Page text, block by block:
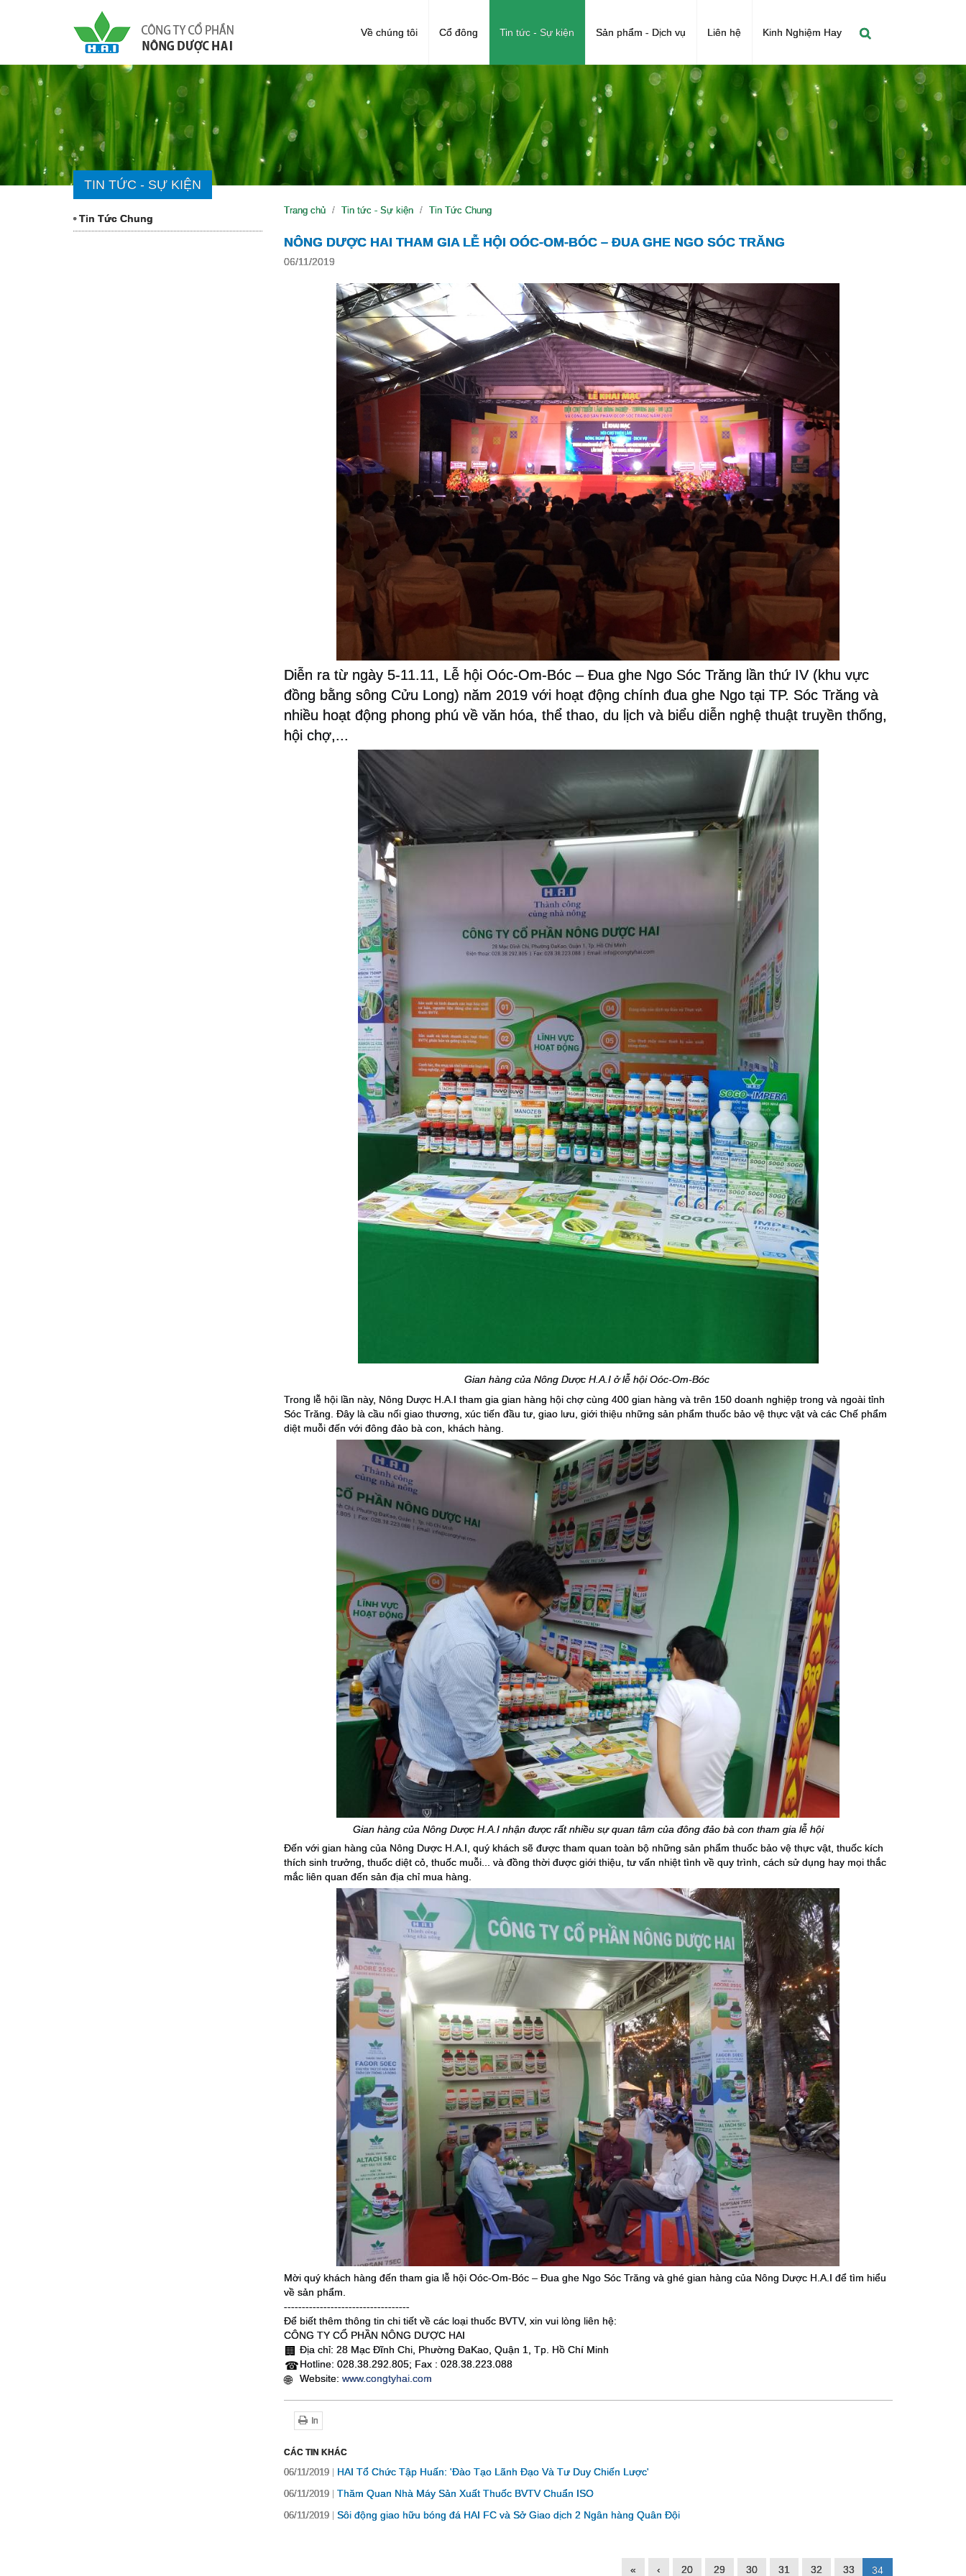
Về chúng tôi Cổ đông Tin tức - Sự kiện Sản phẩm - Dịch vụ Liên hệ Kinh Nghiệm Hay
TIN TỨC - SỰ KIỆN
Tin Tức Chung
Trang chủ Tin tức - Sự kiện Tin Tức Chung
NÔNG DƯỢC HAI THAM GIA LỄ HỘI OÓC-OM-BÓC – ĐUA GHE NGO SÓC TRĂNG
06/11/2019
Diễn ra từ ngày 5-11.11, Lễ hội Oóc-Om-Bóc – Đua ghe Ngo Sóc Trăng lần thứ IV (khu vực
đồng bằng sông Cửu Long) năm 2019 với hoạt động chính đua ghe Ngo tại TP. Sóc Trăng và
nhiều hoạt động phong phú về văn hóa, thể thao, du lịch và biểu diễn nghệ thuật truyền thống,
hội chợ,...
Gian hàng của Nông Dược H.A.I ở lễ hội Oóc-Om-Bóc
Trong lễ hội lần này, Nông Dược H.A.I tham gia gian hàng hội chợ cùng 400 gian hàng và trên 150 doanh nghiệp trong và ngoài tỉnh
Sóc Trăng. Đây là cầu nối giao thương, xúc tiến đầu tư, giao lưu, giới thiệu những sản phẩm thuốc bảo vệ thực vật và các Chế phẩm
diệt muỗi đến với đông đảo bà con, khách hàng.
Gian hàng của Nông Dược H.A.I nhận được rất nhiều sự quan tâm của đông đảo bà con tham gia lễ hội
Đến với gian hàng của Nông Dược H.A.I, quý khách sẽ được tham quan toàn bộ những sản phẩm thuốc bảo vệ thực vật, thuốc kích
thích sinh trưởng, thuốc diệt cỏ, thuốc muỗi... và đồng thời được giới thiệu, tư vấn nhiệt tình về quy trình, cách sử dụng hay mọi thắc
mắc liên quan đến sản địa chỉ mua hàng.
Mời quý khách hàng đến tham gia lễ hội Oóc-Om-Bóc – Đua ghe Ngo Sóc Trăng và ghé gian hàng của Nông Dược H.A.I để tìm hiểu
về sản phẩm.
-----------------------------------
Để biết thêm thông tin chi tiết về các loại thuốc BVTV, xin vui lòng liên hệ:
CÔNG TY CỔ PHẦN NÔNG DƯỢC HAI
🏢 Địa chỉ: 28 Mạc Đĩnh Chi, Phường ĐaKao, Quận 1, Tp. Hồ Chí Minh
☎Hotline: 028.38.292.805; Fax : 028.38.223.088
🌐 Website: www.congtyhai.com
In
CÁC TIN KHÁC
06/11/2019 HAI Tổ Chức Tập Huấn: 'Đào Tạo Lãnh Đạo Và Tư Duy Chiến Lược'
06/11/2019 Thăm Quan Nhà Máy Sản Xuất Thuốc BVTV Chuẩn ISO
06/11/2019 Sôi động giao hữu bóng đá HAI FC và Sở Giao dịch 2 Ngân hàng Quân Đội
« ‹ 20 29 30 31 32 33 34